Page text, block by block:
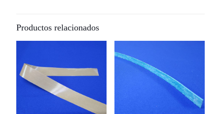
Productos relacionados